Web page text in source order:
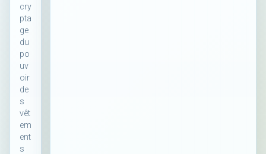
cry
pta
ge
du
po
uv
oir
de
s
vêt
em
ent
s